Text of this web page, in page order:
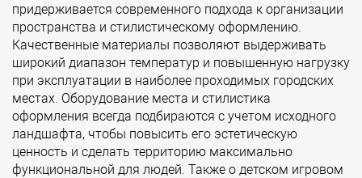
придерживается современного подхода к организации
пространства и стилистическому оформлению.
Качественные материалы позволяют выдерживать
широкий диапазон температур и повышенную нагрузку
при эксплуатации в наиболее проходимых городских
местах. Оборудование места и стилистика
оформления всегда подбираются с учетом исходного
ландшафта, чтобы повысить его эстетическую
ценность и сделать территорию максимально
функциональной для людей. Также о детском игровом